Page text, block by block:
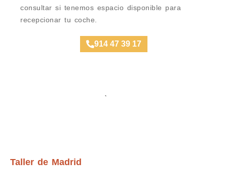
consultar si tenemos espacio disponible para
recepcionar tu coche.
914 47 39 17
Ubicación Talleres
Taller de Madrid